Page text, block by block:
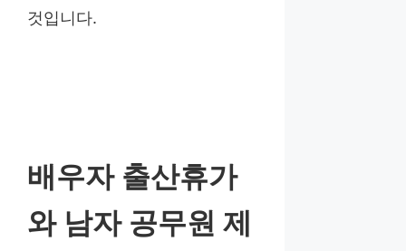
것입니다.
배우자 출산휴가
와 남자 공무원 제